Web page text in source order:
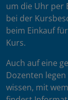
um die Uhr per
bei der
beim Einkauf
Kurs.
Auch auf eine
Dozenten
wissen, mit